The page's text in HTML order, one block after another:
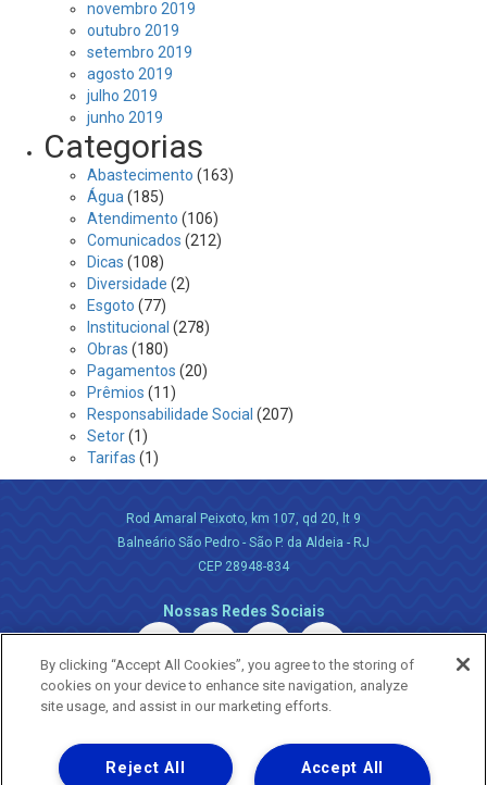
novembro 2019
outubro 2019
setembro 2019
agosto 2019
julho 2019
junho 2019
Categorias
Abastecimento (163)
Água (185)
Atendimento (106)
Comunicados (212)
Dicas (108)
Diversidade (2)
Esgoto (77)
Institucional (278)
Obras (180)
Pagamentos (20)
Prêmios (11)
Responsabilidade Social (207)
Setor(1)
Tarifas (1)
Rod Amaral Peixoto, km 107, qd 20, lt 9
Balneário São Pedro - São P. da Aldeia - RJ
CEP 28948-834
Nossas Redes Sociais
Uma empresa
By clicking “Accept All Cookies”, you agree to the storing of
cookies on your device to enhance site navigation, analyze
site usage, and assist in our marketing efforts.
Accept All
Reject All